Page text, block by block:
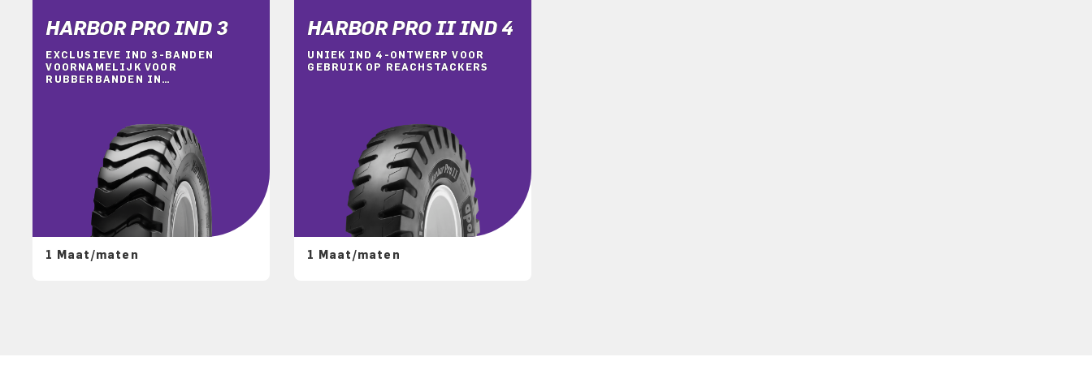
HARBOR PRO IND 3
EXCLUSIEVE IND 3-BANDEN
VOORNAMELIJK VOOR
RUBBERBANDEN IN
1 Maat/maten
HARBOR PRO II IND 4
UNIEK IND 4-ONTWERP VOOR
GEBRUIK OP REACHSTACKERS
1 Maat/maten